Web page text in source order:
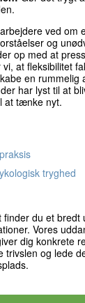
ved om
og
op med at
at fleksibilitet
en rummelig
har lyst til at
at tænke nyt.
tryghed
finder du et bredt
Vores
dig konkrete
trivslen og lede